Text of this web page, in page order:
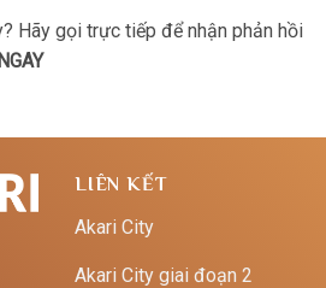
Hãy gọi trực tiếp để nhận phản hồi
LIÊN KẾT
Akari City
Akari City giai đoạn 2